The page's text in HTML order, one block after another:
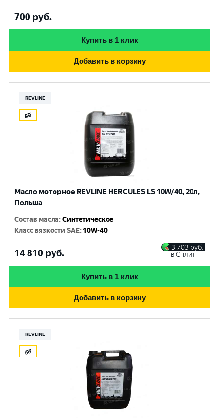
700 руб.
Купить в 1 клик
Добавить в корзину
REVLINE
Масло моторное REVLINE HERCULES LS 10W/40, 20л,
Польша
Состав масла:Синтетическое
Класс вязкости SAE: 10W-40
14 810 руб.
3 703 руб.
в Сплит
Купить в 1 клик
Добавить в корзину
REVLINE